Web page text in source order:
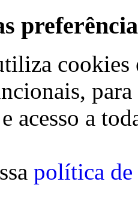
cookies
acesso a
política de